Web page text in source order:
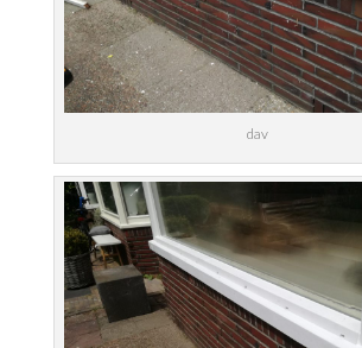
dav